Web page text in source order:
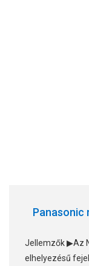
Panasonic
Jellemzők ▶Az
elhelyezésű